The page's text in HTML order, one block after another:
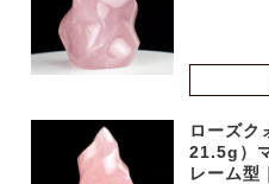
ローズク
21.5g）
レーム型